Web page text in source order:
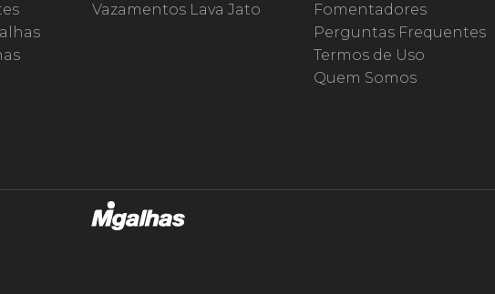
Vazamentos Lava Jato
Fomentadores
Perguntas Frequentes
Termos de Uso
Quem Somos